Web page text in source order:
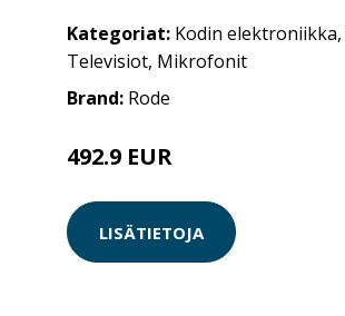
Kategoriat: Kodin elektroniikka,
Televisiot, Mikrofonit
Brand: Rode
492.9 EUR
LISÄTIETOJA